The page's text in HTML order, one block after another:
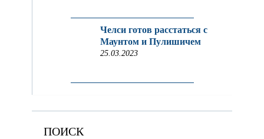
Челси готов расстаться с
Маунтом и Пулишичем
25.03.2023
ПОИСК